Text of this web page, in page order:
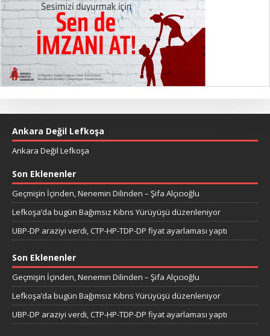
Ankara Değil Lefkoşa
Ankara Değil Lefkoşa
Son Eklenenler
Geçmişin İçinden, Nenemin Dilinden – Şifa Alçıcıoğlu
Lefkoşa’da bugün Bağımsız Kıbrıs Yürüyüşü düzenleniyor
UBP-DP araziyi verdi, CTP-HP-TDP-DP fiyat ayarlaması yaptı
Son Eklenenler
Geçmişin İçinden, Nenemin Dilinden – Şifa Alçıcıoğlu
Lefkoşa’da bugün Bağımsız Kıbrıs Yürüyüşü düzenleniyor
UBP-DP araziyi verdi, CTP-HP-TDP-DP fiyat ayarlaması yaptı